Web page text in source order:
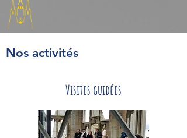
Nos activités
Visites guidées